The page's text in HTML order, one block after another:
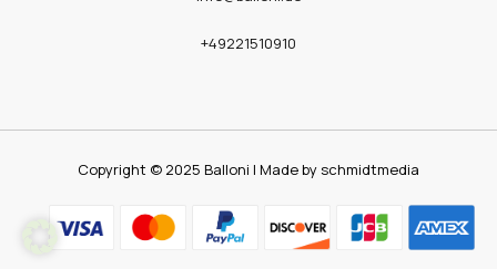
+49221510910
Copyright © 2025 Balloni | Made by schmidtmedia